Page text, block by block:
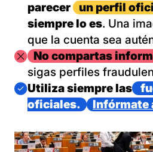
parecer
un perfil
siempre lo es. Una
que la cuenta sea
ImagenNo compartas
sigas perfiles
Imagen
Utiliza siempre las
oficiales.
Infórmate